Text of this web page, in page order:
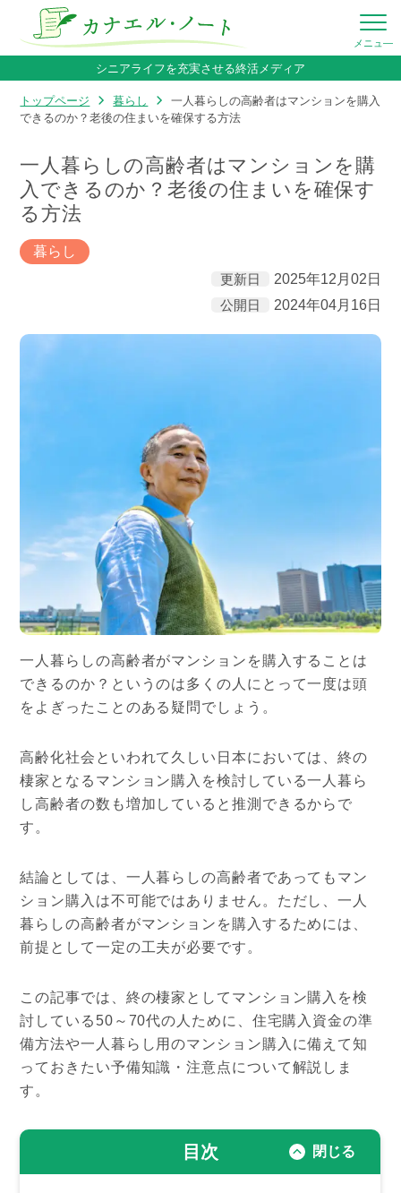
シニアライフを充実させる終活メディア
トップページ 暮らし
一人暮らしの高齢者はマンションを購入
できるのか？老後の住まいを確保する方法
一人暮らしの高齢者はマンションを購
入できるのか？老後の住まいを確保す
る方法
暮らし
更新日
2025年12月02日
公開日
2024年04月16日
一人暮らしの高齢者がマンションを購入することは
できるのか？というのは多くの人にとって一度は頭
をよぎったことのある疑問でしょう。
高齢化社会といわれて久しい日本においては、終の
棲家となるマンション購入を検討している一人暮ら
し高齢者の数も増加していると推測できるからで
す。
結論としては、一人暮らしの高齢者であってもマン
ション購入は不可能ではありません。ただし、一人
暮らしの高齢者がマンションを購入するためには、
前提として一定の工夫が必要です。
この記事では、終の棲家としてマンション購入を検
討している50～70代の人ために、住宅購入資金の準
備方法や一人暮らし用のマンション購入に備えて知
っておきたい予備知識・注意点について解説しま
す。
目次